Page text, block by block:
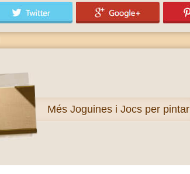
Més Joguines i Jocs per pintar